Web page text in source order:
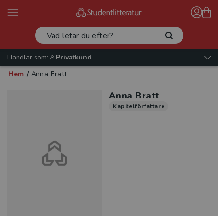
Handlar som:
Privatkund
Hem / Anna Bratt
Anna Bratt
Kapitelförfattare